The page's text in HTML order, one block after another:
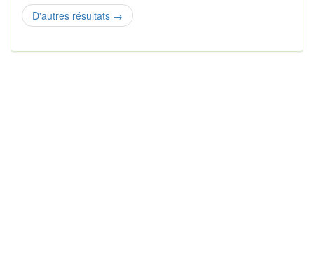
D'autres résultats →